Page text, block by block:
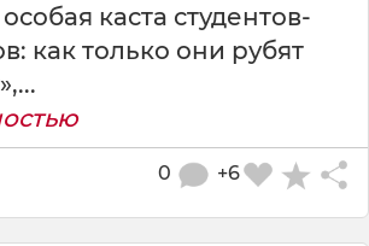
каста студентов-
как только они рубят
+6
0